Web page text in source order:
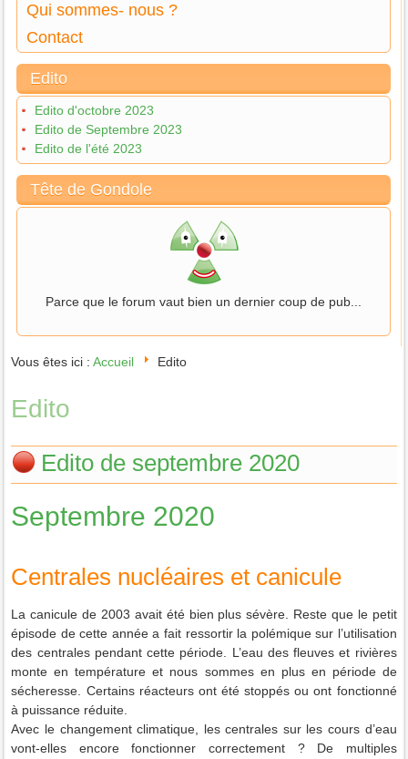
Qui sommes- nous ?
Contact
Edito
Edito d'octobre 2023
Edito de Septembre 2023
Edito de l'été 2023
Tête de Gondole
Parce que le forum vaut bien un dernier coup de pub...
Vous êtes ici :Accueil Edito
Edito
Edito de septembre 2020
Septembre 2020
Centrales nucléaires et canicule
La canicule de 2003 avait été bien plus sévère. Reste que le petit
épisode de cette année a fait ressortir la polémique sur l’utilisation
des centrales pendant cette période. L’eau des fleuves et rivières
monte en température et nous sommes en plus en période de
sécheresse. Certains réacteurs ont été stoppés ou ont fonctionné
à puissance réduite.
Avec le changement climatique, les centrales sur les cours d’eau
vont-elles encore fonctionner correctement ? De multiples